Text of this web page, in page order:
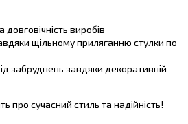
довговічність виробів
щільному приляганню стулки по
забруднень завдяки декоративній
про сучасний стиль та надійність!